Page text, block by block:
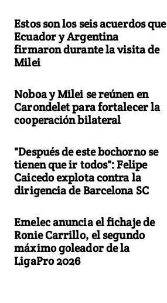
Estos son los seis acuerdos que
Ecuador y Argentina
firmaron durante la visita de
Milei
Noboa y Milei se reúnen en
Carondelet para fortalecer la
cooperación bilateral
"Después de este bochorno se
tienen que ir todos": Felipe
Caicedo explota contra la
dirigencia de Barcelona SC
Emelec anuncia el fichaje de
Ronie Carrillo, el segundo
máximo goleador de la
LigaPro 2026